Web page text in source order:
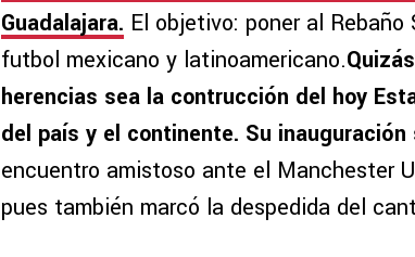
Guadalajara. El objetivo: poner al
futbol mexicano y latinoamericano.
herencias sea la contrucción del hoy
del país y el continente. Su
encuentro amistoso ante el Manchester
pues también marcó la despedida del